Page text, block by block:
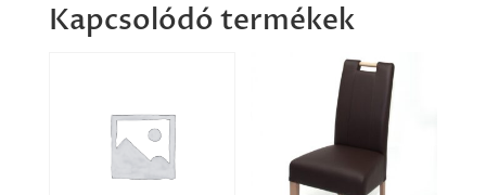
Kapcsolódó termékek